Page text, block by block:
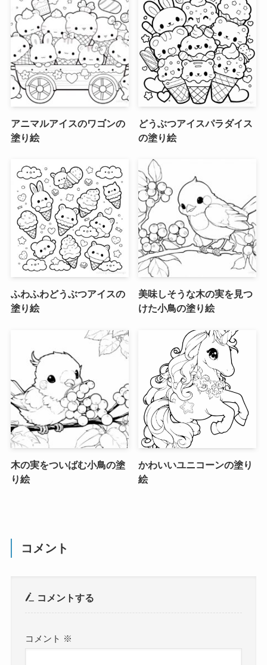
アニマルアイスのワゴンの
塗り絵
どうぶつアイスパラダイス
の塗り絵
ふわふわどうぶつアイスの
塗り絵
美味しそうな木の実を見つ
けた小鳥の塗り絵
木の実をついばむ小鳥の塗
り絵
かわいいユニコーンの塗り
絵
コメント
コメントする
コメント ※